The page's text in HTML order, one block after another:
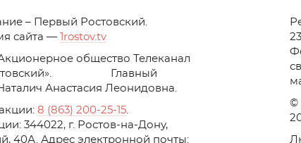
– Первый Ростовский.
сайта —
1rostov.tv
общество Телеканал
Главный
Анастасия Леонидовна.
8 (863) 200-25-15.
344022, г. Ростов-на-Дону,
40А. Адрес электронной почты:
©